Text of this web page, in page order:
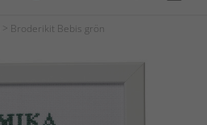
> Broderikit Bebis grön